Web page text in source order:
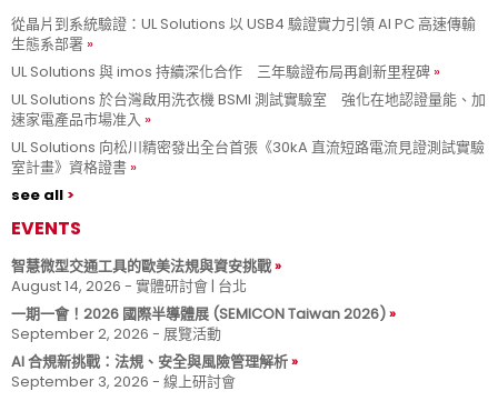
從晶片到系統驗證：UL Solutions 以 USB4 驗證實力引領 AI PC 高速傳輸
生態系部署
UL Solutions 與 imos 持續深化合作 三年驗證布局再創新里程碑
UL Solutions 於台灣啟用洗衣機 BSMI 測試實驗室 強化在地認證量能、加
速家電產品市場准入
UL Solutions 向松川精密發出全台首張《30kA 直流短路電流見證測試實驗
室計畫》資格證書
see all
EVENTS
智慧微型交通工具的歐美法規與資安挑戰
August 14, 2026 - 實體研討會 | 台北
一期一會！2026 國際半導體展 (SEMICON Taiwan 2026)
September 2, 2026 - 展覽活動
AI 合規新挑戰：法規、安全與風險管理解析
September 3, 2026 - 線上研討會